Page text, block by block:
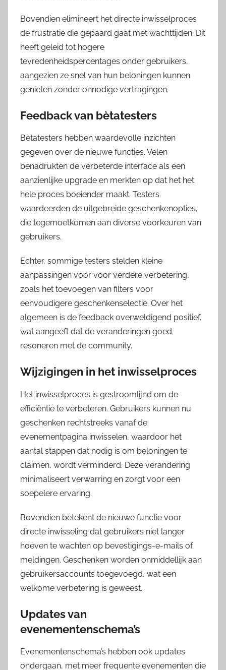
Bovendien elimineert het directe inwisselproces
de frustratie die gepaard gaat met wachttijden. Dit
heeft geleid tot hogere
tevredenheidspercentages onder gebruikers,
aangezien ze snel van hun beloningen kunnen
genieten zonder onnodige vertragingen.
Feedback van bètatesters
Bètatesters hebben waardevolle inzichten
gegeven over de nieuwe functies. Velen
benadrukten de verbeterde interface als een
aanzienlijke upgrade en merkten op dat het het
hele proces boeiender maakt. Testers
waardeerden de uitgebreide geschenkenopties,
die tegemoetkomen aan diverse voorkeuren van
gebruikers.
Echter, sommige testers stelden kleine
aanpassingen voor voor verdere verbetering,
zoals het toevoegen van filters voor
eenvoudigere geschenkenselectie. Over het
algemeen is de feedback overweldigend positief,
wat aangeeft dat de veranderingen goed
resoneren met de community.
Wijzigingen in het inwisselproces
Het inwisselproces is gestroomlijnd om de
efficiëntie te verbeteren. Gebruikers kunnen nu
geschenken rechtstreeks vanaf de
evenementpagina inwisselen, waardoor het
aantal stappen dat nodig is om beloningen te
claimen, wordt verminderd. Deze verandering
minimaliseert verwarring en zorgt voor een
soepelere ervaring.
Bovendien betekent de nieuwe functie voor
directe inwisseling dat gebruikers niet langer
hoeven te wachten op bevestigings-e-mails of
meldingen. Geschenken worden onmiddellijk aan
gebruikersaccounts toegevoegd, wat een
welkome verbetering is geweest.
Updates van
evenementenschema’s
Evenementenschema’s hebben ook updates
ondergaan, met meer frequente evenementen die